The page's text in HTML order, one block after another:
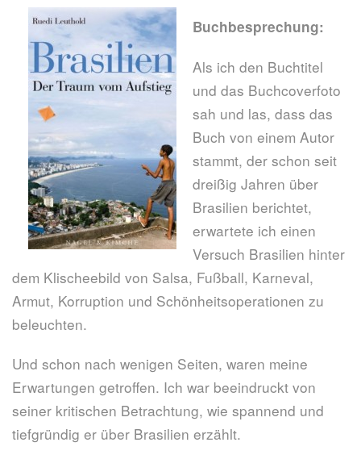
Buchbesprechung:
Als ich den Buchtitel
und das Buchcoverfoto
sah und las, dass das
Buch von einem Autor
stammt, der schon seit
dreißig Jahren über
Brasilien berichtet,
erwartete ich einen
Versuch Brasilien hinter
dem Klischeebild von Salsa, Fußball, Karneval,
Armut, Korruption und Schönheitsoperationen zu
beleuchten.
Und schon nach wenigen Seiten, waren meine
Erwartungen getroffen. Ich war beeindruckt von
seiner kritischen Betrachtung, wie spannend und
tiefgründig er über Brasilien erzählt.